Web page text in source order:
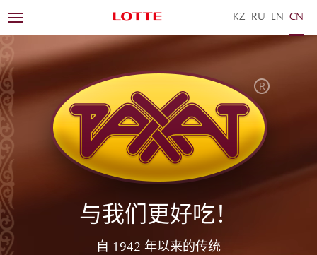
KZ RU EN ZH
与我们更好吃！
自 1942 年以来的传统
Toggle
navigation